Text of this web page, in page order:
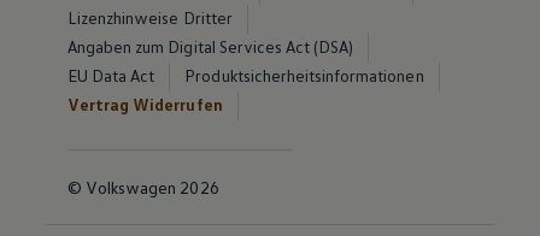
Lizenzhinweise Dritter
Angaben zum Digital Services Act (DSA)
EU Data Act
Produktsicherheitsinformationen
Vertrag Widerrufen
© Volkswagen 2026